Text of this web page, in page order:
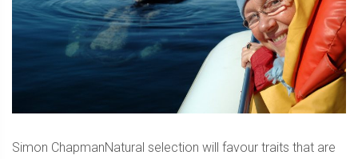
Simon ChapmanNatural selection will favour traits that are